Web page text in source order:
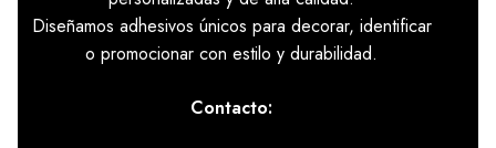
Diseñamos adhesivos únicos para decorar, identificar
o promocionar con estilo y durabilidad.
Contacto: